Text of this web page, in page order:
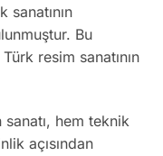
Bu
resim sanatının
sanatı, hem teknik
açısından